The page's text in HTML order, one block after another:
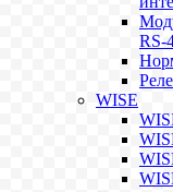
RS-
WISE